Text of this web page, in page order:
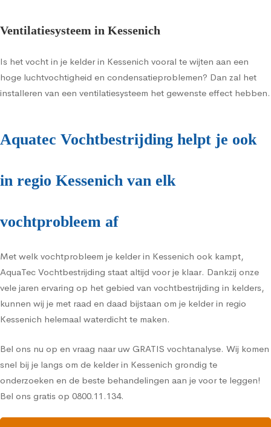
Ventilatiesysteem in Kessenich
Is het vocht in je kelder in Kessenich vooral te wijten aan een
hoge luchtvochtigheid en condensatieproblemen? Dan zal het
installeren van een ventilatiesysteem het gewenste effect hebben.
Aquatec Vochtbestrijding helpt je ook
in regio Kessenich van elk
vochtprobleem af
Met welk vochtprobleem je kelder in Kessenich ook kampt,
AquaTec Vochtbestrijding staat altijd voor je klaar. Dankzij onze
vele jaren ervaring op het gebied van vochtbestrijding in kelders,
kunnen wij je met raad en daad bijstaan om je kelder in regio
Kessenich helemaal waterdicht te maken.
Bel ons nu op en vraag naar uw GRATIS vochtanalyse. Wij komen
snel bij je langs om de kelder in Kessenich grondig te
onderzoeken en de beste behandelingen aan je voor te leggen!
Bel ons gratis op 0800.11.134.